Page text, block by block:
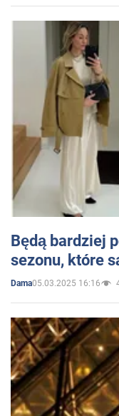
Będą bardziej
sezonu, które
Dama05.03.2025 16:16